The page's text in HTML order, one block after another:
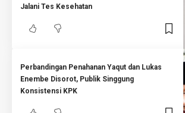
Jalani Tes Kesehatan
Perbandingan Penahanan Yaqut dan Lukas
Enembe Disorot, Publik Singgung
Konsistensi KPK